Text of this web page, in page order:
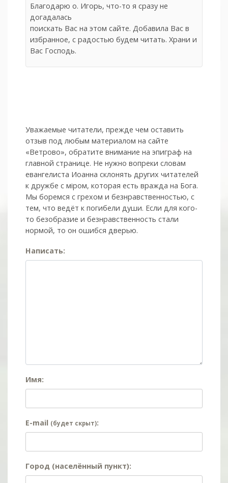
Благодарю о. Игорь, что-то я сразу не
догадалась
поискать Вас на этом сайте. Добавила Вас в
избранное, с радостью будем читать. Храни и
Вас Господь.
Уважаемые читатели, прежде чем оставить
отзыв под любым материалом на сайте
«Ветрово», обратите внимание на эпиграф на
главной странице. Не нужно вопреки словам
евангелиста Иоанна склонять других читателей
к дружбе с мiром, которая есть вражда на Бога.
Мы боремся с грехом и без­нрав­ствен­ностью, с
тем, что ведёт к погибели души. Если для кого-
то безобразие и безнравственность стали
нормой, то он ошибся дверью.
Написать:
Имя:
E-mail (будет скрыт):
Город (населённый пункт):